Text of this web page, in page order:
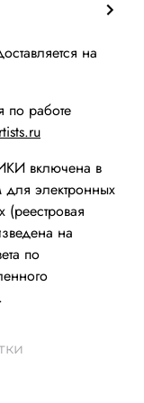
на
по работе
включена в
электронных
на
по